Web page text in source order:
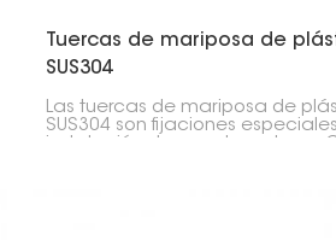
Tuercas de mariposa de
SUS304
Las tuercas de mariposa de
SUS304 son fijaciones